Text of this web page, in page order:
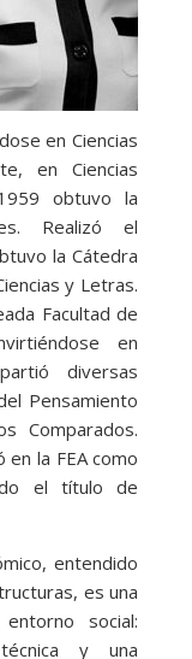
en Ciencias
en Ciencias
obtuvo la
Realizó el
la Cátedra
y Letras.
Facultad de
en
diversas
Pensamiento
Comparados.
en la FEA como
el título de
entendido
es una
social:
y una